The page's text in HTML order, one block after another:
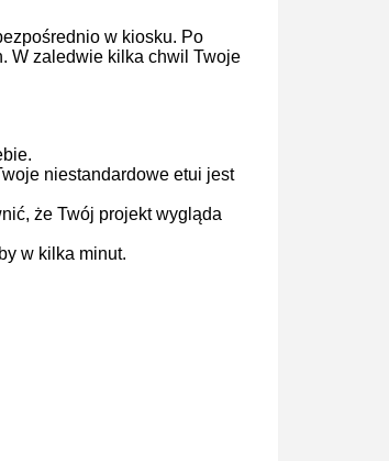
w kiosku. Po
W zaledwie kilka chwil Twoje
niestandardowe etui jest
że Twój projekt wygląda
w kilka minut.